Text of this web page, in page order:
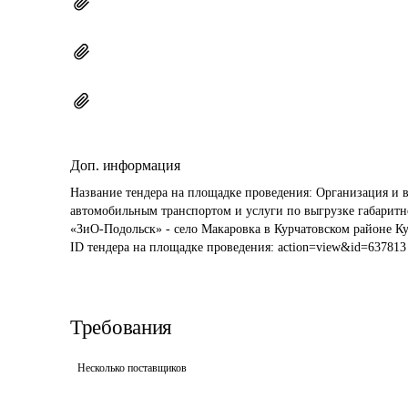
Доп. информация
Название тендера на площадке проведения: Организация и
автомобильным транспортом и услуги по выгрузке
«ЗиО-Подольск» - село Макаровка в Курчатовском районе
ID тендера на площадке проведения: action=view&id=637813
Требования
Несколько поставщиков